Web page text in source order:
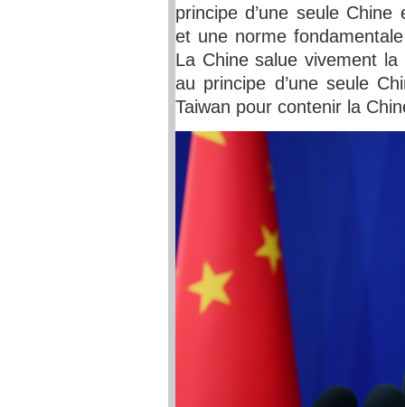
principe d’une seule
et une norme
La Chine salue vivement
au principe d’une seule
Taiwan pour contenir la